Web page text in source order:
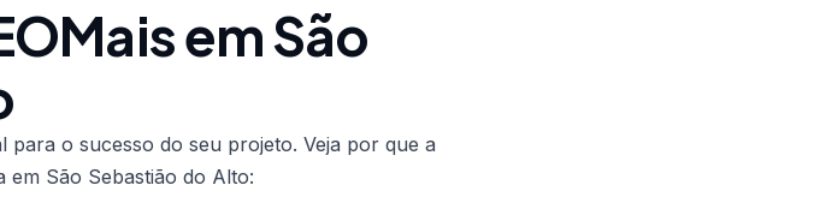
em São
para o sucesso do seu projeto. Veja por que a
em São Sebastião do Alto: